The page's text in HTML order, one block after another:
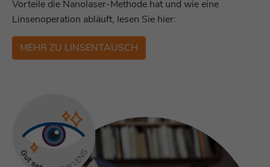
Vorteile die Nanolaser-Methode hat und wie eine
Linsenoperation abläuft, lesen Sie hier:
MEHR ZU LINSENTAUSCH